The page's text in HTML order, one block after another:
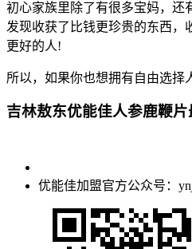
初心家族里除了有很多宝妈，还
发现收获了比钱更珍贵的东西，
更好的人!
所以，如果你也想拥有自由选择
吉林敖东优能佳人参鹿鞭片
优能佳加盟官方公众号：